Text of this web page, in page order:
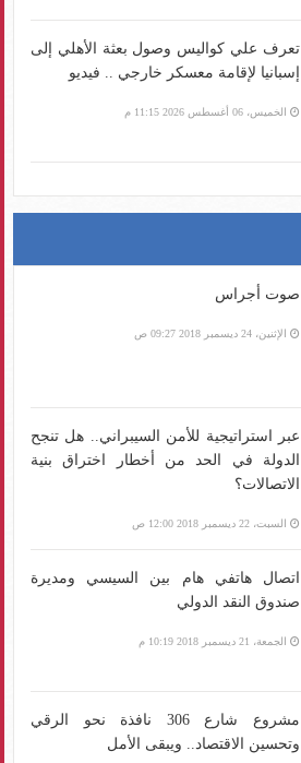
تعرف علي كواليس وصول بعثة الأهلي إلى
إسبانيا لإقامة معسكر خارجي .. فيديو
الخميس، 06 أغسطس 2026 11:15 م
صوت أجراس
الإثنين، 24 ديسمبر 2018 09:27 ص
عبر استراتيجية للأمن السيبراني.. هل تنجح
الدولة في الحد من أخطار اختراق بنية
الاتصالات؟
السبت، 22 ديسمبر 2018 12:00 ص
اتصال هاتفي هام بين السيسي ومديرة
صندوق النقد الدولي
الجمعة، 21 ديسمبر 2018 10:19 م
مشروع شارع 306 نافذة نحو الرقي
وتحسين الاقتصاد.. ويبقى الأمل